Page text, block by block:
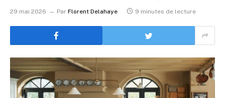
29 mai 2026 Par Florent Delahaye 9 minutes de lecture